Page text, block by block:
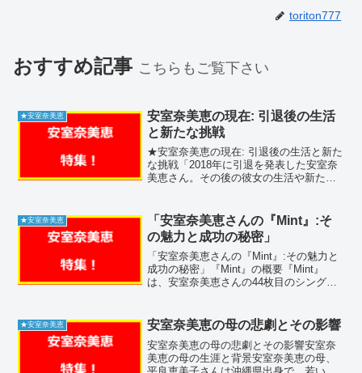
toriton777
おすすめ記事 こちらもご覧下さい
★安室奈美恵
安室奈美恵の現在: 引退後の生活
と新たな挑戦
★安室奈美恵の現在: 引退後の生活と新た
な挑戦「2018年に引退を発表した安室奈
美恵さん。その後の彼女の生活や新たな
の現在の姿や活動について詳しく解説し
ます。」引退後の...
★安室奈美恵
「安室奈美恵さんの『Mint』:そ
の魅力と成功の秘密」
「安室奈美恵さんの『Mint』:その魅力と
成功の秘密」『Mint』の概要『Mint』
は、安室奈美恵さんの44枚目のシングル
系ドラマ『僕のヤバイ妻』の主題歌とし
て使...
★安室奈美恵 安室奈美恵の母の悲劇とその影響
安室奈美恵の母の悲劇とその影響安室奈
美恵の母の生涯と背景安室奈美恵の母、